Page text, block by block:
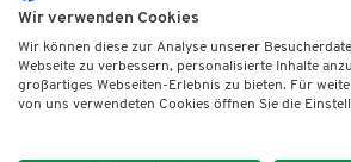
Wir verwenden Cookies
Wir können diese zur Analyse unserer
Webseite zu verbessern, personalisierte Inhalte
großartiges Webseiten-Erlebnis zu bieten. Für
von uns verwendeten Cookies öffnen Sie die